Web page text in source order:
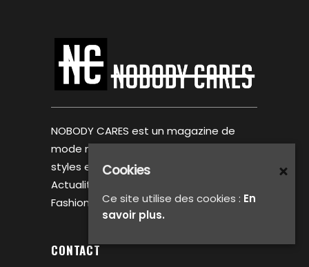
NOBODY CARES est un magazine de
mode masculine réunissant plusieurs
styles et inspirations urbaines.
Actualités mode, Editorial, Lookbook,
Fashion Week et bien plus.
CONTACT
Cookies
Ce site utilise des cookies : En
savoir plus.